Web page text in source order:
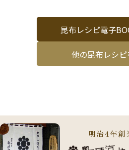
昆布レシピ電子
他の昆布レシピ
明治4年創